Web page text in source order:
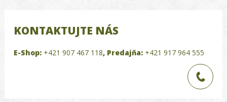
KONTAKTUJTE NÁS
E-Shop: +421 907 467 118, Predajňa: +421 917 964 555